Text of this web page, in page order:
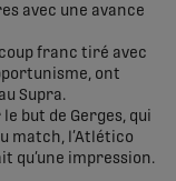
avec une avance
franc tiré avec
ont
Supra.
but de Gerges, qui
match, l’Atlético
qu’une impression.